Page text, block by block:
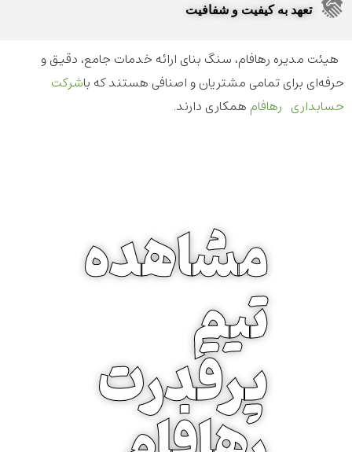
تعهد به کیفیت و شفافیت
هیئت مدیره رهافام، سنگ بنای ارائه خدمات جامع، دقیق و
حرفه‌ای برای تمامی مشتریان و اصنافی هستند که باشرکت
حسابداری رهافام همکاری دارند.
مشاهده
تیم
پرقدرت